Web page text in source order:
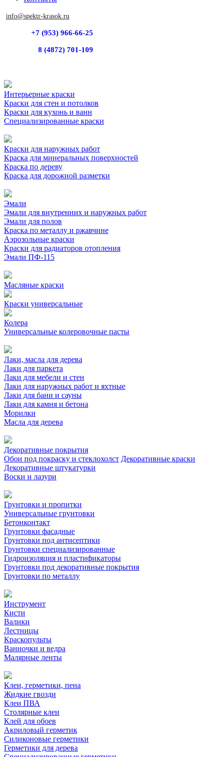
info@spektr-krasok.ru
+7 (953) 966-66-25
8 (4872) 701-109
Интерьерные краски
Краски для стен и потолков
Краски для кухонь и ванн
Специализированные краски
Краски для наружных работ
Краска для минеральных поверхностей
Краска по дереву
Краска для дорожной разметки
Эмали
Эмали для внутренних и наружных работ
Эмали для полов
Краска по металлу и ржавчине
Аэрозольные краски
Краски для радиаторов отопления
Эмали ПФ-115
Масляные краски
Краски универсальные
Колера
Универсальные колеровочные пасты
Лаки, масла для дерева
Лаки для паркета
Лаки для мебели и стен
Лаки для наружных работ и яхтные
Лаки для бани и сауны
Лаки для камня и бетона
Морилки
Масла для дерева
Декоративные покрытия
Обои под покраску и стеклохолст Декоративные краски
Декоративные штукатурки
Воски и лазури
Грунтовки и пропитки
Универсальные грунтовки
Бетонконтакт
Грунтовки фасадные
Грунтовки под антисептики
Грунтовки специализированные
Гидроизоляция и пластификаторы
Грунтовки под декоративные покрытия
Грунтовки по металлу
Инструмент
Кисти
Валики
Лестницы
Краскопульты
Ванночки и ведра
Малярные ленты
Клеи, герметики, пена
Жидкие гвозди
Клеи ПВА
Столярные клеи
Клей для обоев
Акриловый герметик
Силиконовые герметики
Герметики для дерева